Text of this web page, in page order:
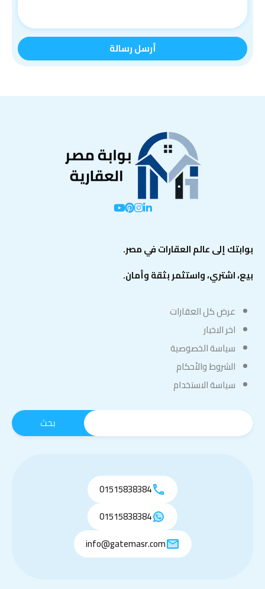
بوابتك إلى عالم العقارات في مصر.
بيع، اشتري، واستثمر بثقة وأمان.
عرض كل العقارات
اخر الاخبار
سياسة الخصوصية
الشروط والأحكام
سياسة الاستخدام
01515838384
01515838384
info@gatemasr.com